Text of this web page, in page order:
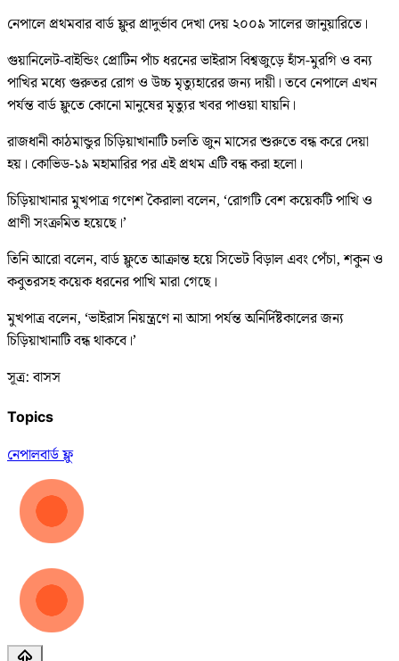
নেপালে প্রথমবার বার্ড ফ্লুর প্রাদুর্ভাব দেখা দেয় ২০০৯ সালের জানুয়ারিতে।
গুয়ানিলেট-বাইন্ডিং প্রোটিন পাঁচ ধরনের ভাইরাস বিশ্বজুড়ে হাঁস-মুরগি ও বন্য
পাখির মধ্যে গুরুতর রোগ ও উচ্চ মৃত্যুহারের জন্য দায়ী। তবে নেপালে এখন
পর্যন্ত বার্ড ফ্লুতে কোনো মানুষের মৃত্যুর খবর পাওয়া যায়নি।
রাজধানী কাঠমান্ডুর চিড়িয়াখানাটি চলতি জুন মাসের শুরুতে বন্ধ করে দেয়া
হয়। কোভিড-১৯ মহামারির পর এই প্রথম এটি বন্ধ করা হলো।
চিড়িয়াখানার মুখপাত্র গণেশ কৈরালা বলেন, ‘রোগটি বেশ কয়েকটি পাখি ও
প্রাণী সংক্রমিত হয়েছে।’
তিনি আরো বলেন, বার্ড ফ্লুতে আক্রান্ত হয়ে সিভেট বিড়াল এবং পেঁচা, শকুন ও
কবুতরসহ কয়েক ধরনের পাখি মারা গেছে।
মুখপাত্র বলেন, ‘ভাইরাস নিয়ন্ত্রণে না আসা পর্যন্ত অনির্দিষ্টকালের জন্য
চিড়িয়াখানাটি বন্ধ থাকবে।’
সূত্র: বাসস
Topics
নেপালবার্ড ফ্লু